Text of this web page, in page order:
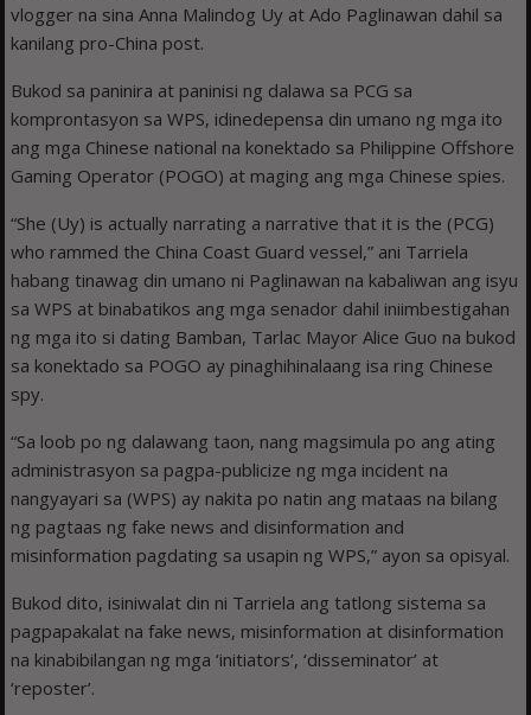
vlogger na sina Anna Malindog Uy at Ado Paglinawan dahil sa
kanilang pro-China post.
Bukod sa paninira at paninisi ng dalawa sa PCG sa
komprontasyon sa WPS, idinedepensa din umano ng mga ito
ang mga Chinese national na konektado sa Philippine Offshore
Gaming Operator (POGO) at maging ang mga Chinese spies.
“She (Uy) is actually narrating a narrative that it is the (PCG)
who rammed the China Coast Guard vessel,” ani Tarriela
habang tinawag din umano ni Paglinawan na kabaliwan ang isyu
sa WPS at binabatikos ang mga senador dahil iniimbestigahan
ng mga ito si dating Bamban, Tarlac Mayor Alice Guo na bukod
sa konektado sa POGO ay pinaghihinalaang isa ring Chinese
spy.
“Sa loob po ng dalawang taon, nang magsimula po ang ating
administrasyon sa pagpa-publicize ng mga incident na
nangyayari sa (WPS) ay nakita po natin ang mataas na bilang
ng pagtaas ng fake news and disinformation and
misinformation pagdating sa usapin ng WPS,” ayon sa opisyal.
Bukod dito, isiniwalat din ni Tarriela ang tatlong sistema sa
pagpapakalat na fake news, misinformation at disinformation
na kinabibilangan ng mga ‘initiators’, ‘disseminator’ at
‘reposter’.